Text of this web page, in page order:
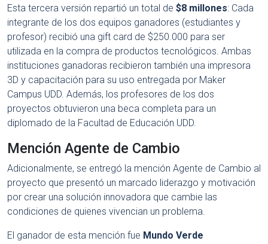
Esta tercera versión repartió un total de $8 millones: Cada
integrante de los dos equipos ganadores (estudiantes y
profesor) recibió una gift card de $250.000 para ser
utilizada en la compra de productos tecnológicos. Ambas
instituciones ganadoras recibieron también una impresora
3D y capacitación para su uso entregada por Maker
Campus UDD. Además, los profesores de los dos
proyectos obtuvieron una beca completa para un
diplomado de la Facultad de Educación UDD.
Mención Agente de Cambio
Adicionalmente, se entregó la mención Agente de Cambio al
proyecto que presentó un marcado liderazgo y motivación
por crear una solución innovadora que cambie las
condiciones de quienes vivencian un problema.
El ganador de esta mención fue Mundo Verde